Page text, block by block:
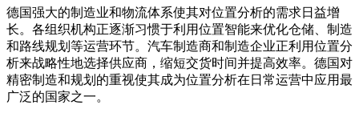
德国强大的制造业和物流体系使其对位置分析的需求日益增
长。各组织机构正逐渐习惯于利用位置智能来优化仓储、制造
和路线规划等运营环节。汽车制造商和制造企业正利用位置分
析来战略性地选择供应商，缩短交货时间并提高效率。德国对
精密制造和规划的重视使其成为位置分析在日常运营中应用最
广泛的国家之一。